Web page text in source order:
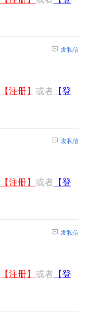
发私信
【注册】 或者 【登
发私信
【注册】 或者 【登
发私信
【注册】 或者 【登